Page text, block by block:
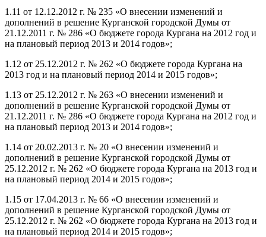
1.11 от 12.12.2012 г. № 235 «О внесении изменений и
дополнений в решение Курганской городской Думы от
21.12.2011 г. № 286 «О бюджете города Кургана на 2012 год и
на плановый период 2013 и 2014 годов»;
1.12 от 25.12.2012 г. № 262 «О бюджете города Кургана на
2013 год и на плановый период 2014 и 2015 годов»;
1.13 от 25.12.2012 г. № 263 «О внесении изменений и
дополнений в решение Курганской городской Думы от
21.12.2011 г. № 286 «О бюджете города Кургана на 2012 год и
на плановый период 2013 и 2014 годов»;
1.14 от 20.02.2013 г. № 20 «О внесении изменений и
дополнений в решение Курганской городской Думы от
25.12.2012 г. № 262 «О бюджете города Кургана на 2013 год и
на плановый период 2014 и 2015 годов»;
1.15 от 17.04.2013 г. № 66 «О внесении изменений и
дополнений в решение Курганской городской Думы от
25.12.2012 г. № 262 «О бюджете города Кургана на 2013 год и
на плановый период 2014 и 2015 годов»;